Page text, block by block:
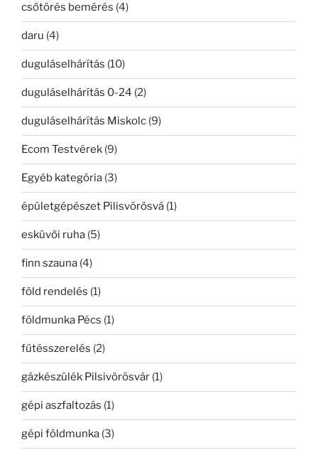
csőtörés bemérés (4)
daru (4)
duguláselhárítás (10)
duguláselhárítás 0-24 (2)
duguláselhárítás Miskolc (9)
Ecom Testvérek (9)
Egyéb kategória (3)
épületgépészet Pilisvörösvá (1)
esküvői ruha (5)
finn szauna (4)
föld rendelés (1)
földmunka Pécs (1)
fűtésszerelés (2)
gázkészülék Pilsivörösvár (1)
gépi aszfaltozás (1)
gépi földmunka (3)